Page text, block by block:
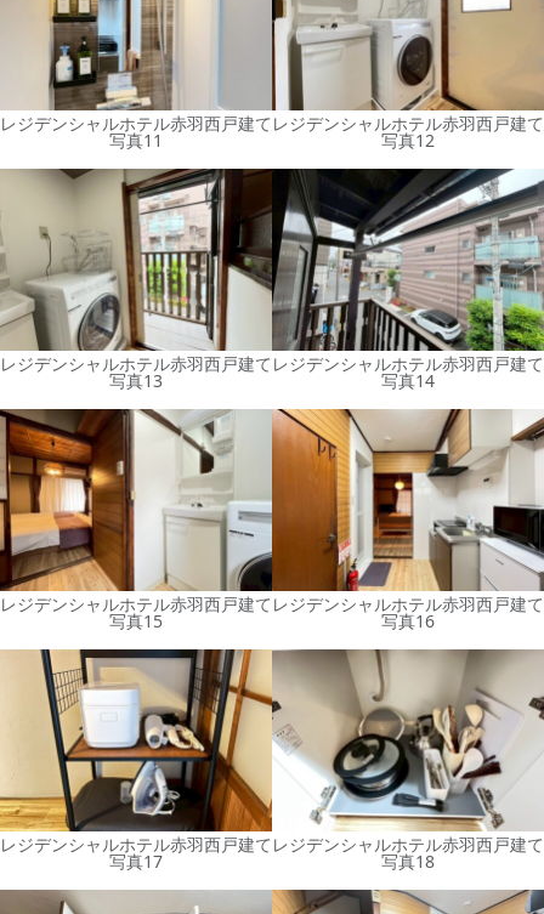
レジデンシャルホテル赤羽西戸建て
写真11
レジデンシャルホテル赤羽西戸建て
写真12
レジデンシャルホテル赤羽西戸建て
写真13
レジデンシャルホテル赤羽西戸建て
写真14
レジデンシャルホテル赤羽西戸建て
写真15
レジデンシャルホテル赤羽西戸建て
写真16
レジデンシャルホテル赤羽西戸建て
写真17
レジデンシャルホテル赤羽西戸建て
写真18